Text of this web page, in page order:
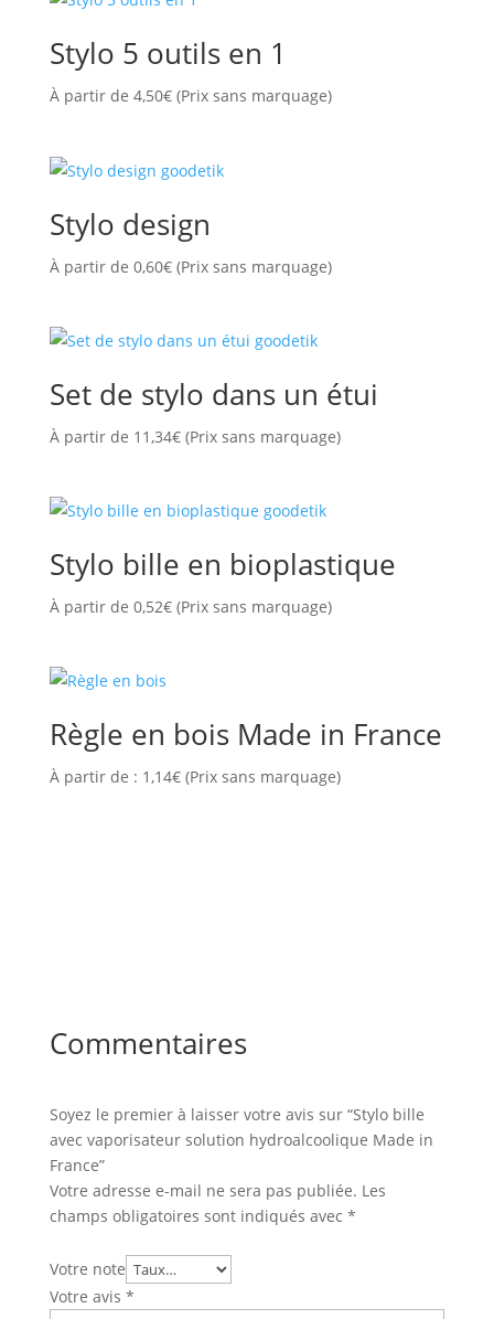
Stylo 5 outils en 1
À partir de 4,50€(Prix sans marquage)
Stylo design
À partir de 0,60€(Prix sans marquage)
Set de stylo dans un étui
À partir de 11,34€(Prix sans marquage)
Stylo bille en bioplastique
À partir de 0,52€(Prix sans marquage)
Règle en bois Made in France
À partir de : 1,14€(Prix sans marquage)
Commentaires
Soyez le premier à laisser votre avis sur “Stylo bille
avec vaporisateur solution hydroalcoolique Made in
France”
Votre adresse e-mail ne sera pas publiée. Les
champs obligatoires sont indiqués avec *
Votre note
Votre avis *